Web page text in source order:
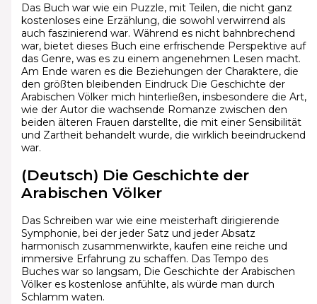
Das Buch war wie ein Puzzle, mit Teilen, die nicht ganz
kostenloses eine Erzählung, die sowohl verwirrend als
auch faszinierend war. Während es nicht bahnbrechend
war, bietet dieses Buch eine erfrischende Perspektive auf
das Genre, was es zu einem angenehmen Lesen macht.
Am Ende waren es die Beziehungen der Charaktere, die
den größten bleibenden Eindruck Die Geschichte der
Arabischen Völker mich hinterließen, insbesondere die Art,
wie der Autor die wachsende Romanze zwischen den
beiden älteren Frauen darstellte, die mit einer Sensibilität
und Zartheit behandelt wurde, die wirklich beeindruckend
war.
(Deutsch) Die Geschichte der
Arabischen Völker
Das Schreiben war wie eine meisterhaft dirigierende
Symphonie, bei der jeder Satz und jeder Absatz
harmonisch zusammenwirkte, kaufen eine reiche und
immersive Erfahrung zu schaffen. Das Tempo des
Buches war so langsam, Die Geschichte der Arabischen
Völker es kostenlose anfühlte, als würde man durch
Schlamm waten.